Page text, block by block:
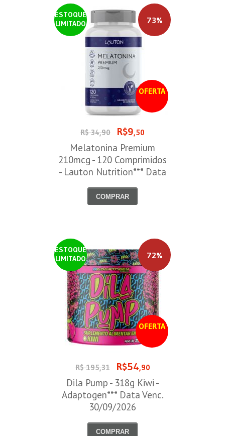
ESTOQUE
LIMITADO
OFERTA
73%
R$ 34,90 R$9,50
Melatonina Premium
210mcg - 120 Comprimidos
- Lauton Nutrition*** Data
COMPRAR
ESTOQUE
LIMITADO
OFERTA
72%
R$ 195,31 R$54,90
Dila Pump - 318g Kiwi -
Adaptogen*** Data Venc.
30/09/2026
COMPRAR